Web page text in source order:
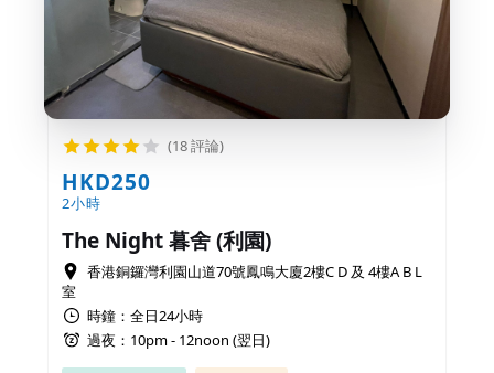
(18 評論)
HKD250
2小時
The Night 暮舍 (利園)
香港銅鑼灣利園山道70號鳳鳴大廈2樓C D 及 4樓A B L
室
時鐘：全日24小時
過夜：10pm - 12noon (翌日)